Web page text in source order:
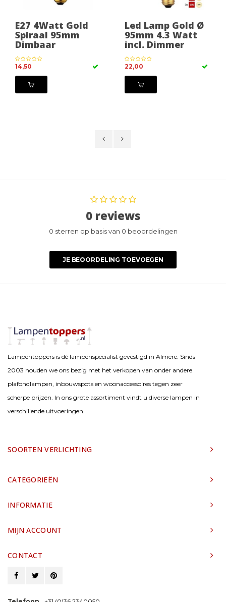
E27 4Watt Gold
Spiraal 95mm
Dimbaar
14,50
Led Lamp Gold Ø
95mm 4.3 Watt
incl. Dimmer
22,00
0 reviews
0 sterren op basis van 0 beoordelingen
JE BEOORDELING TOEVOEGEN
Lampentoppers is dé lampenspecialist gevestigd in Almere. Sinds
2003 houden we ons bezig met het verkopen van onder andere
plafondlampen, inbouwspots en woonaccessoires tegen zeer
scherpe prijzen. In ons grote assortiment vindt u diverse lampen in
verschillende uitvoeringen.
SOORTEN VERLICHTING
CATEGORIEËN
INFORMATIE
MIJN ACCOUNT
CONTACT